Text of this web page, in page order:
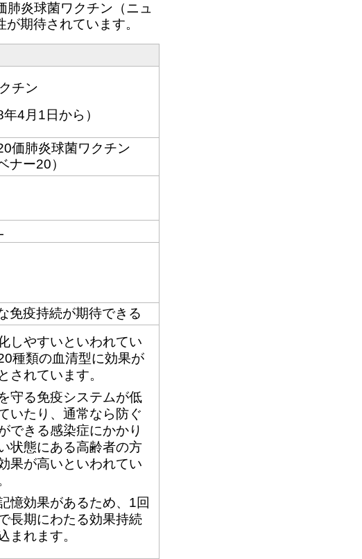
炎球菌ワクチン（ニュ
期待されています。
チン
年4月1日から）
価肺炎球菌ワクチン
ナー20）
免疫持続が期待できる
しやすいといわれてい
種類の血清型に効果が
されています。
守る免疫システムが低
いたり、通常なら防ぐ
できる感染症にかかり
状態にある高齢者の方
果が高いといわれてい
憶効果があるため、1回
長期にわたる効果持続
まれます。